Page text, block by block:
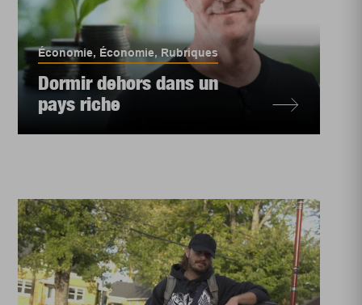
Économie, Économie, Rubriques
Dormir dehors dans un
pays riche